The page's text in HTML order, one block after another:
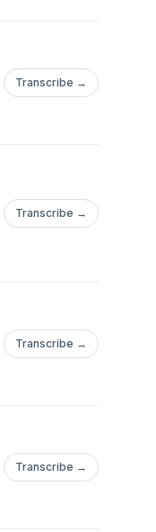
Transcribe →
Transcribe →
Transcribe →
Transcribe →